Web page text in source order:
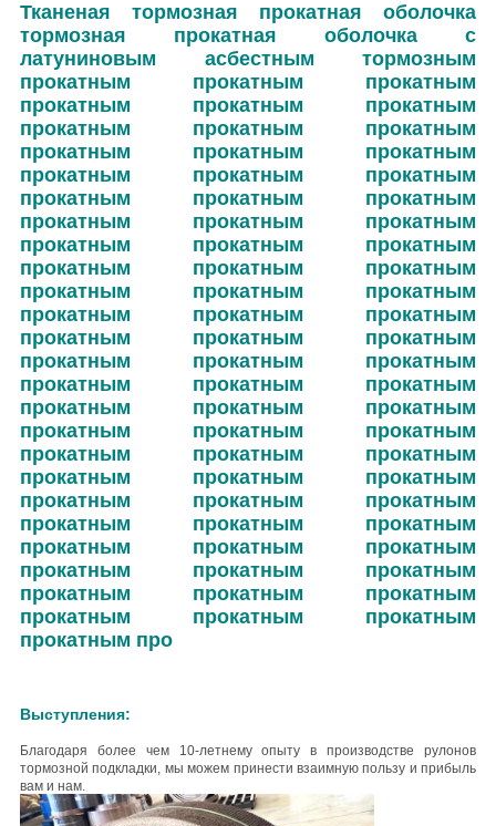
Тканеная тормозная прокатная оболочка
тормозная прокатная оболочка с
латуниновым асбестным тормозным
прокатным прокатным прокатным
прокатным прокатным прокатным
прокатным прокатным прокатным
прокатным прокатным прокатным
прокатным прокатным прокатным
прокатным прокатным прокатным
прокатным прокатным прокатным
прокатным прокатным прокатным
прокатным прокатным прокатным
прокатным прокатным прокатным
прокатным прокатным прокатным
прокатным прокатным прокатным
прокатным прокатным прокатным
прокатным прокатным прокатным
прокатным прокатным прокатным
прокатным прокатным прокатным
прокатным прокатным прокатным
прокатным прокатным прокатным
прокатным прокатным прокатным
прокатным прокатным прокатным
прокатным прокатным прокатным
прокатным прокатным прокатным
прокатным прокатным прокатным
прокатным прокатным прокатным
прокатным про
Выступления:
Благодаря более чем 10-летнему опыту в производстве рулонов
тормозной подкладки, мы можем принести взаимную пользу и прибыль
вам и нам.